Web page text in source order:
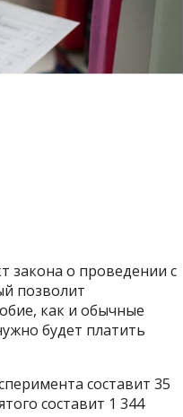
закона о проведении с
позволит
как и обычные
будет платить
составит 35
составит 1 344